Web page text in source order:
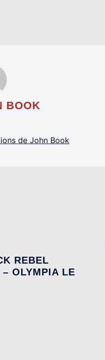
BOOK
de John Book
REBEL
OLYMPIA LE